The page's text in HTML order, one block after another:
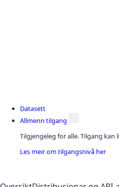
Datasett
Allmenn tilgang
Tilgjengeleg for alle. Tilgang
Les meir om tilgangsnivå her